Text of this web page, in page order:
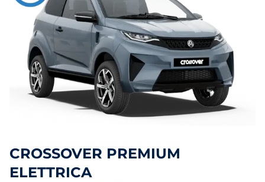
CROSSOVER PREMIUM
ELETTRICA